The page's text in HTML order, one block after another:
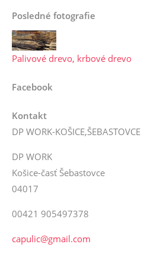
Posledné fotografie
Palivové drevo, krbové drevo
Facebook
Kontakt
DP WORK-KOŠICE,ŠEBASTOVCE
DP WORK
Košice-časť Šebastovce
04017
00421 905497378
capulic@gmail.com